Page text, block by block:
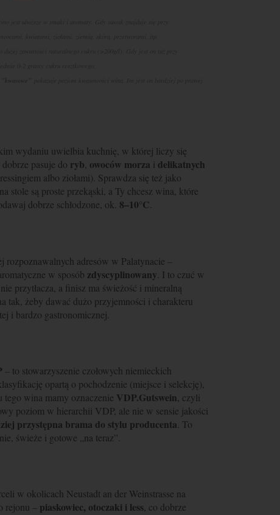
wydaniu uwielbia kuchnię, w której liczy się
pasuje do ryb, owoców morza i delikatnych
albo ziołami). Sprawdza się też jako
stole są proste przekąski, a Ty chcesz wina, które
dobrze schłodzone, ok. 8–10°C
rozpoznawalnych adresów w Palatynacie –
w sposób zdyscyplinowany . I to czuć w
przytłacza, a finisz ma świeżość i mineralną
tak, żeby dawać dużo przyjemności i charakteru
i bardzo gastronomicznej.
– to stowarzyszenie czołowych niemieckich
opartą o pochodzenie (miejsce i selekcję),
wina mamy oznaczenie VDP.Gutswein , czyli
poziom w hierarchii VDP, ale nie w sensie jakości
przystępna brama do stylu producenta . To
świeże i gotowe „na teraz”.
w okolicach Neustadt an der Weinstrasse na
rejonu – piaskowiec, otoczaki i less, co dobrze